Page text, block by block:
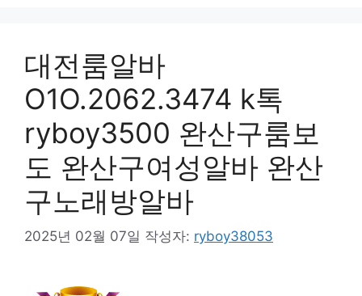
대전룸알바
O1O.2062.3474 k톡
ryboy3500 완산구룸보
도 완산구여성알바 완산
구노래방알바
2025년 02월 07일 작성자: ryboy38053